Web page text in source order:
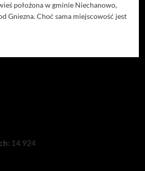
położona w gminie Niechanowo,
Gniezna. Choć sama miejscowość jest
14 924